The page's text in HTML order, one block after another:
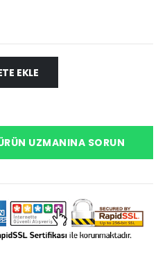
EKLE
UZMANINA SORUN